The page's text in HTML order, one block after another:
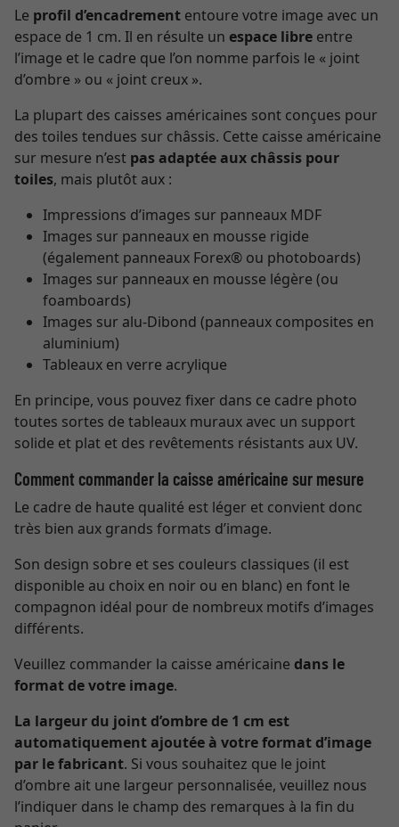
Le profil d’encadrement entoure votre image avec un
espace de 1 cm. Il en résulte un espace libre entre
l’image et le cadre que l’on nomme parfois le « joint
d’ombre » ou « joint creux ».
La plupart des caisses américaines sont conçues pour
des toiles tendues sur châssis. Cette caisse américaine
sur mesure n’est pas adaptée aux châssis pour
toiles, mais plutôt aux :
Impressions d’images sur panneaux MDF
Images sur panneaux en mousse rigide
(également panneaux Forex® ou photoboards)
Images sur panneaux en mousse légère (ou
foamboards)
Images sur alu-Dibond (panneaux composites en
aluminium)
Tableaux en verre acrylique
En principe, vous pouvez fixer dans ce cadre photo
toutes sortes de tableaux muraux avec un support
solide et plat et des revêtements résistants aux UV.
Comment commander la caisse américaine sur mesure
Le cadre de haute qualité est léger et convient donc
très bien aux grands formats d’image.
Son design sobre et ses couleurs classiques (il est
disponible au choix en noir ou en blanc) en font le
compagnon idéal pour de nombreux motifs d’images
différents.
Veuillez commander la caisse américaine dans le
format de votre image.
La largeur du joint d’ombre de 1 cm est
automatiquement ajoutée à votre format d’image
par le fabricant. Si vous souhaitez que le joint
d’ombre ait une largeur personnalisée, veuillez nous
l’indiquer dans le champ des remarques à la fin du